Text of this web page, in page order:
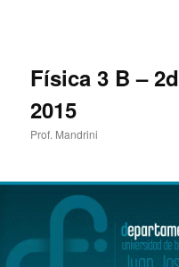
Física 3 B –
2015
Prof. Mandrini